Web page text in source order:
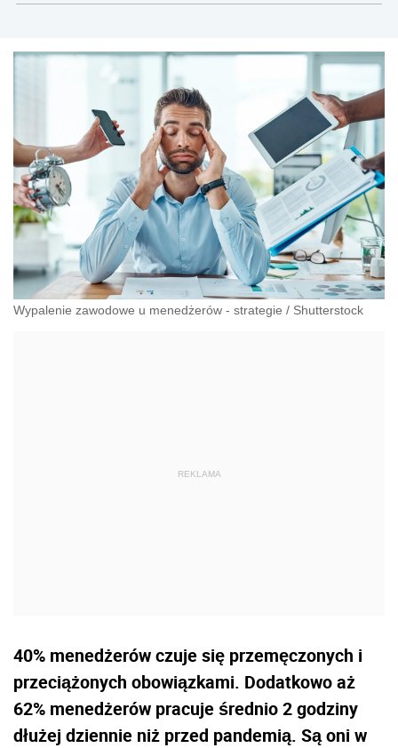
nieruchomości
Wypalenie zawodowe u menedżerów - strategie / Shutterstock
40% menedżerów czuje się przemęczonych i
przeciążonych obowiązkami. Dodatkowo aż
62% menedżerów pracuje średnio 2 godziny
dłużej dziennie niż przed pandemią. Są oni w